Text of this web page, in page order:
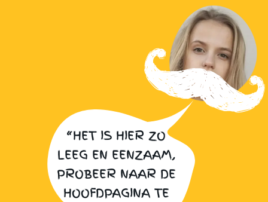
“HET IS HIER ZO
LEEG EN EENZAAM,
PROBEER NAAR DE
HOOFDPAGINA TE